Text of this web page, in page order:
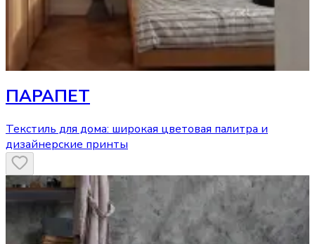
ПАРАПЕТ
Текстиль для дома: широкая цветовая палитра и
дизайнерские принты